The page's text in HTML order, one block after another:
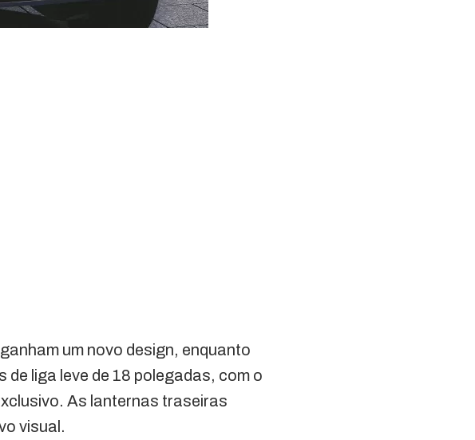
um novo design, enquanto
de liga leve de 18 polegadas, com o
As lanternas traseiras
visual.